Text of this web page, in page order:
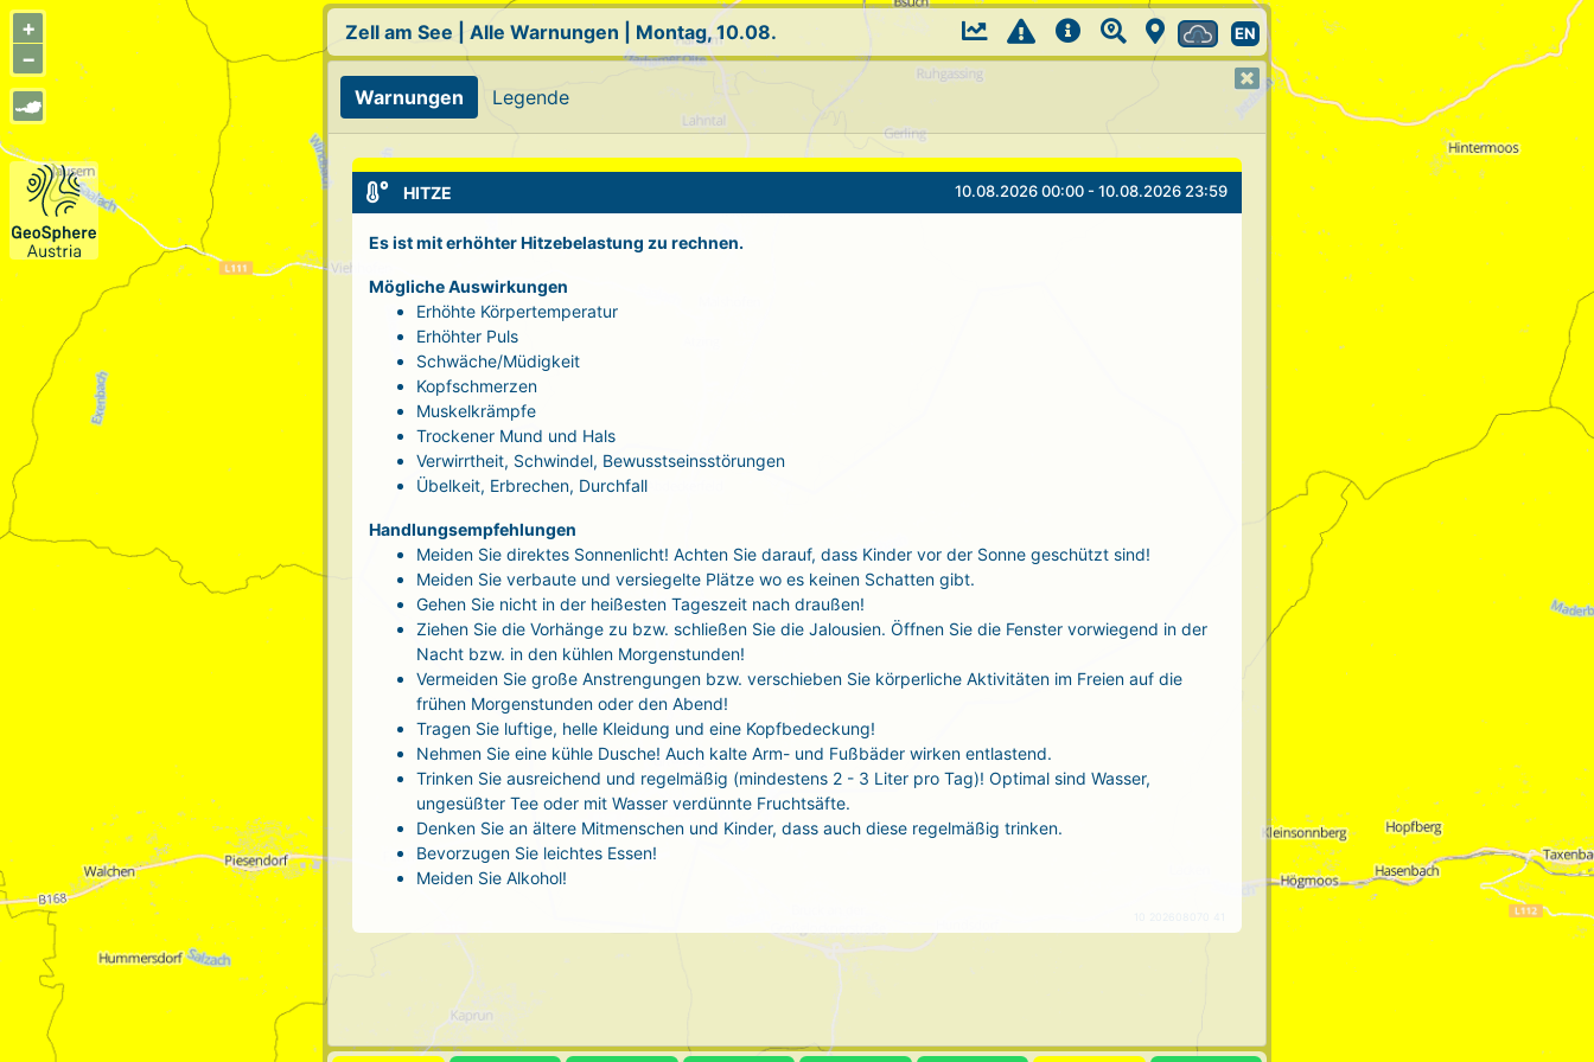
+
−
Zell am See Alle Warnungen Montag, 10.08. EN
Warnungen Legende
HITZE 10.08.2026 00:00 - 10.08.2026 23:59
Es ist mit erhöhter Hitzebelastung zu rechnen.
Mögliche Auswirkungen
Erhöhte Körpertemperatur
Erhöhter Puls
Schwäche/Müdigkeit
Kopfschmerzen
Muskelkrämpfe
Trockener Mund und Hals
Verwirrtheit, Schwindel, Bewusstseinsstörungen
Übelkeit, Erbrechen, Durchfall
Handlungsempfehlungen
Meiden Sie direktes Sonnenlicht! Achten Sie darauf, dass Kinder vor der Sonne geschützt sind!
Meiden Sie verbaute und versiegelte Plätze wo es keinen Schatten gibt.
Gehen Sie nicht in der heißesten Tageszeit nach draußen!
Ziehen Sie die Vorhänge zu bzw. schließen Sie die Jalousien. Öffnen Sie die Fenster vorwiegend in der
Nacht bzw. in den kühlen Morgenstunden!
Vermeiden Sie große Anstrengungen bzw. verschieben Sie körperliche Aktivitäten im Freien auf die
frühen Morgenstunden oder den Abend!
Tragen Sie luftige, helle Kleidung und eine Kopfbedeckung!
Nehmen Sie eine kühle Dusche! Auch kalte Arm- und Fußbäder wirken entlastend.
Trinken Sie ausreichend und regelmäßig (mindestens 2 - 3 Liter pro Tag)! Optimal sind Wasser,
ungesüßter Tee oder mit Wasser verdünnte Fruchtsäfte.
Denken Sie an ältere Mitmenschen und Kinder, dass auch diese regelmäßig trinken.
Bevorzugen Sie leichtes Essen!
Meiden Sie Alkohol!